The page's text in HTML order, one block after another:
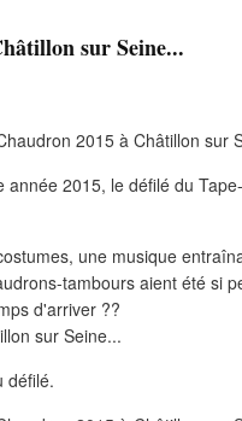
sur Seine...
2015, le défilé du
une musique
tambours aient été si
d'arriver ??
défilé.